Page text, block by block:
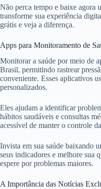
Não perca tempo e baixe agora
transforme sua experiência
grátis e veja a diferença.
Apps para Monitoramento de
Monitorar a saúde por meio de
Brasil, permitindo rastrear
conveniente. Esses aplicativos
personalizados.
Eles ajudam a identificar
hábitos saudáveis e consultas
acessível de manter o controle
Invista em sua saúde baixando
seus indicadores e melhore sua
espere por problemas maiores.
A Importância das Notícias